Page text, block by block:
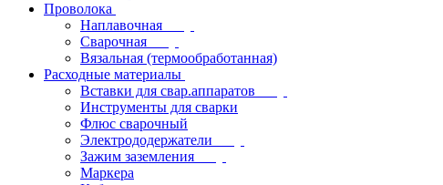
Проволока
Наплавочная
Сварочная
Вязальная (термообработанная)
Расходные материалы
Вставки для свар.аппаратов
Инструменты для сварки
Флюс сварочный
Электрододержатели
Зажим заземления
Маркера